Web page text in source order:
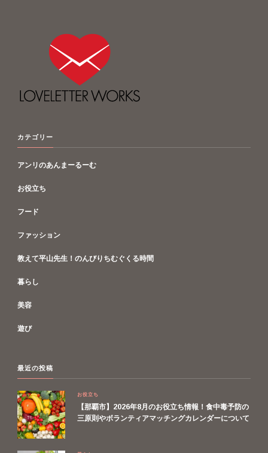
カテゴリー
アンリのあんまーるーむ
お役立ち
フード
ファッション
教えて平山先生！のんびりちむぐくる時間
暮らし
美容
遊び
最近の投稿
お役立ち
【那覇市】2026年8月のお役立ち情報！食中毒予防の
三原則やボランティアマッチングカレンダーについて